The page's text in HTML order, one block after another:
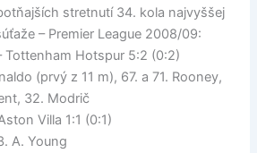
stretnutí 34. kola najvyššej
– Premier League 2008/09:
Tottenham Hotspur 5:2 (0:2)
(prvý z 11 m), 67. a 71. Rooney,
32. Modrič
Villa 1:1 (0:1)
A. Young